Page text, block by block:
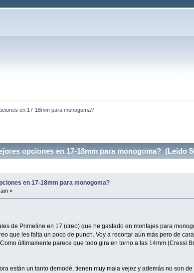
en 17-18mm para monogoma?
opciones en 17-18mm para monogoma? (Leído
en 17-18mm para monogoma?
»
de Primeline en 17 (creo) que he gastado en montajes para
que les falta un poco de punch. Voy a recortar aún más pero de
últimamente parece que todo gira en torno a las 14mm (Cressi
están un tanto demodé, tienen muy mala vejez y además no son